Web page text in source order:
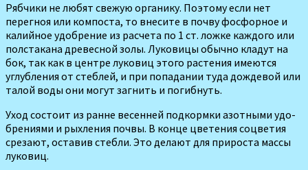
Рябчики не лю­бят свежую орга­нику. Поэтому ес­ли нет
перегноя или компоста, то внесите в почву фосфорное и
ка­лийное удобрение из расчета по 1 ст. ложке каждого или
полстакана древесной золы. Луковицы обычно кладут на
бок, так как в центре луковиц этого растения имеются
углубления от стеблей, и при попадании туда дождевой или
талой воды они могут загнить и погибнуть.
Уход состоит из ранне весенней подкормки азотными удо­
брениями и рыхления почвы. В конце цветения соцветия
среза­ют, оставив стебли. Это делают для прироста массы
луковиц.